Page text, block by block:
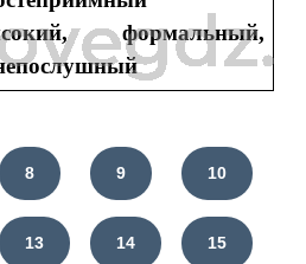
формальный,
8 9 10
13 14 15